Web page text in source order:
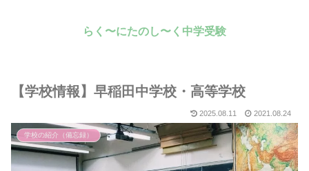
らく〜にたのし〜く中学受験
【学校情報】早稲田中学校・高等学校
2025.08.11 2021.08.24
学校の紹介（備忘録）